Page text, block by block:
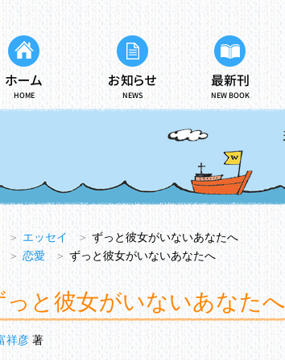
ホーム
HOME
お知らせ
NEWS
最新刊
NEW BOOK
＞ エッセイ ＞ ずっと彼女がいないあなたへ
＞ 恋愛 ＞ ずっと彼女がいないあなたへ
っと彼女がいないあなたへ
祥彦 著